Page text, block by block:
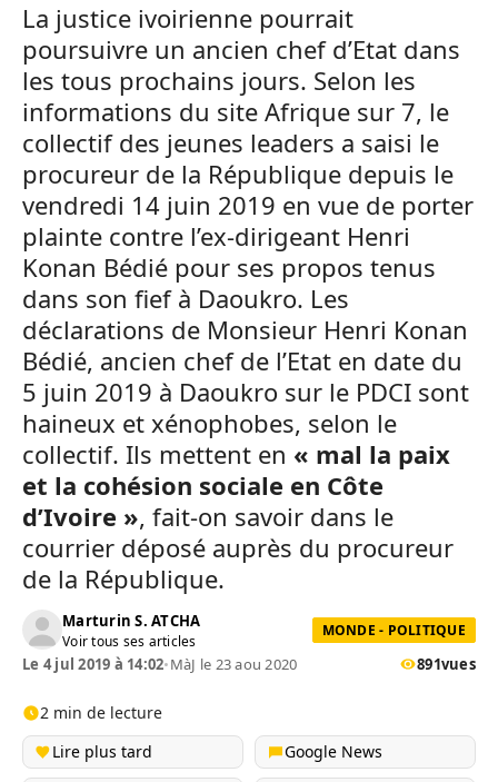
La justice ivoirienne pourrait
poursuivre un ancien chef d’Etat dans
les tous prochains jours. Selon les
informations du site Afrique sur 7, le
collectif des jeunes leaders a saisi le
procureur de la République depuis le
vendredi 14 juin 2019 en vue de porter
plainte contre l’ex-dirigeant Henri
Konan Bédié pour ses propos tenus
dans son fief à Daoukro. Les
déclarations de Monsieur Henri Konan
Bédié, ancien chef de l’Etat en date du
5 juin 2019 à Daoukro sur le PDCI sont
haineux et xénophobes, selon le
collectif. Ils mettent en « mal la paix
et la cohésion sociale en Côte
d’Ivoire », fait-on savoir dans le
courrier déposé auprès du procureur
de la République.
Marturin S. ATCHA
Voir tous ses articles
MONDE - POLITIQUE
Le 4 jul 2019 à 14:02•MàJ le 23 aou 2020 891vues
2 min de lecture
Lire plus tard
Google News